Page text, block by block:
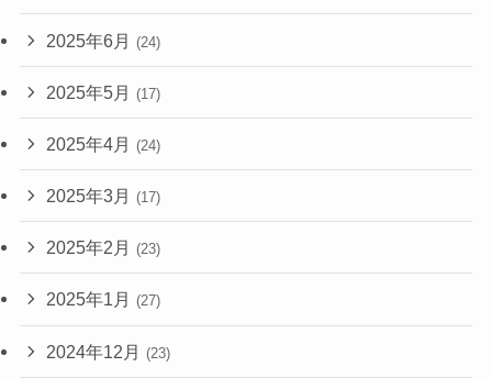
2025年6月 (24)
2025年5月 (17)
2025年4月 (24)
2025年3月 (17)
2025年2月 (23)
2025年1月 (27)
2024年12月 (23)